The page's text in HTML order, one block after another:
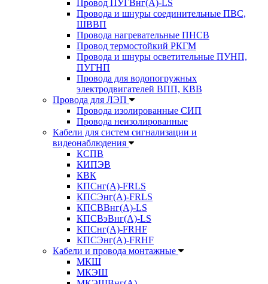
Провод ПУГВнг(А)-LS
Провода и шнуры соединительные ПВС,
ШВВП
Провода нагревательные ПНСВ
Провод термостойкий РКГМ
Провода и шнуры осветительные ПУНП,
ПУГНП
Провода для водопогружных
электродвигателей ВПП, КВВ
Провода для ЛЭП
Провода изолированные СИП
Провода неизолированные
Кабели для систем сигнализации и
видеонаблюдения
КСПВ
КИПЭВ
КВК
КПСнг(А)-FRLS
КПСЭнг(А)-FRLS
КПСВВнг(А)-LS
КПСВэВнг(А)-LS
КПСнг(А)-FRHF
КПСЭнг(А)-FRHF
Кабели и провода монтажные
МКШ
МКЭШ